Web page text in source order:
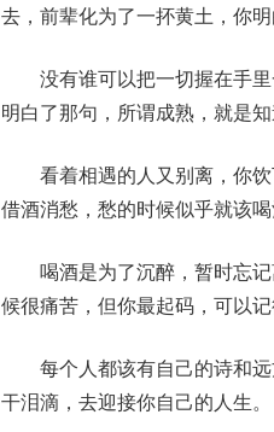
去，前辈化为了一抔黄土，你明
没有谁可以把一切握在手里
明白了那句，所谓成熟，就是
看着相遇的人又别离，你饮
借酒消愁，愁的时候似乎就该
喝酒是为了沉醉，暂时忘记
候很痛苦，但你最起码，可以记
每个人都该有自己的诗和远
干泪滴，去迎接你自己的人生。